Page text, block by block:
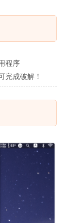
程序
完成破解！